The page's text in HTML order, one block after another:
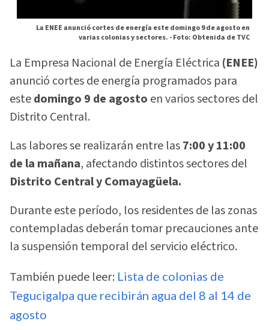
La ENEE anunció cortes de energía este domingo 9 de agosto en
varias colonias y sectores. -Foto: Obtenida de TVC
La Empresa Nacional de Energía Eléctrica (ENEE)
anunció cortes de energía programados para
estedomingo 9 de agosto en varios sectores del
Distrito Central.
Las labores se realizarán entre las7:00 y 11:00
de la mañana, afectando distintos sectores del
Distrito Central y Comayagüela.
Durante este período, los residentes de las zonas
contempladas deberán tomar precauciones ante
la suspensión temporal del servicio eléctrico.
También puede leer: Lista de colonias de
Tegucigalpa que recibirán agua del 8 al 14 de
agosto